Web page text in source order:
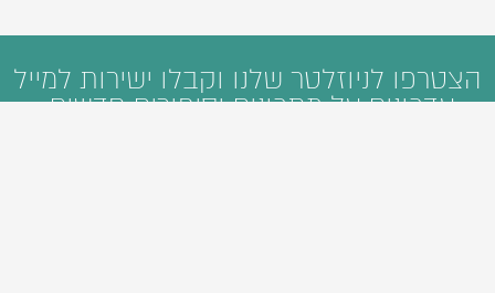
הצטרפו לניוזלטר שלנו וקבלו ישירות למייל
עדכונים על מתכונים וסיפורים חדשים: